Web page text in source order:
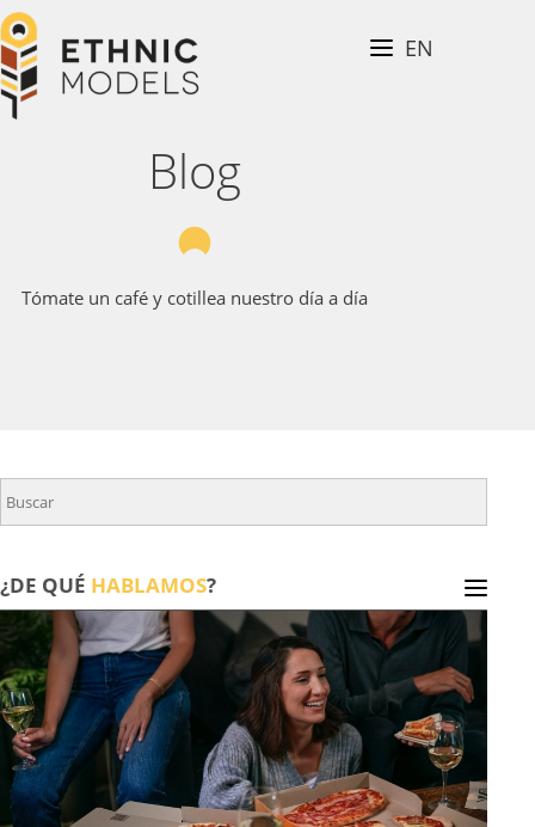
Pasar
al
contenido
principal
EN
Blog
Tómate un café y cotillea nuestro día a día
¿DE QUÉ HABLAMOS?
BLOG
CONTACTA